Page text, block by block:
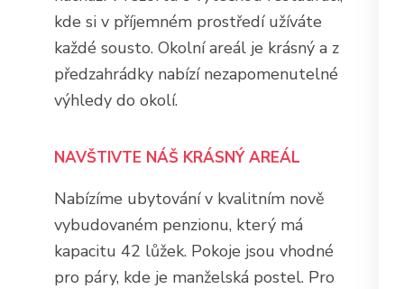
kde si v příjemném prostředí užíváte
každé sousto. Okolní areál je krásný a z
předzahrádky nabízí nezapomenutelné
výhledy do okolí.
NAVŠTIVTE NÁŠ KRÁSNÝ AREÁL
Nabízíme ubytování v kvalitním nově
vybudovaném penzionu, který má
kapacitu 42 lůžek. Pokoje jsou vhodné
pro páry, kde je manželská postel. Pro